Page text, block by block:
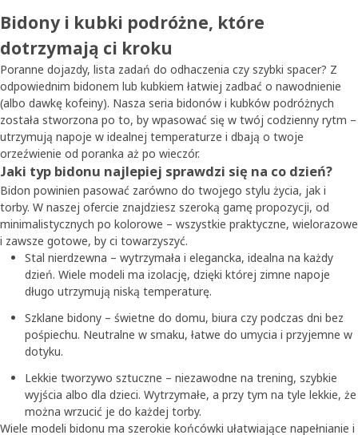
Bidony i kubki podróżne, które
dotrzymają ci kroku
Poranne dojazdy, lista zadań do odhaczenia czy szybki spacer? Z
odpowiednim bidonem lub kubkiem łatwiej zadbać o nawodnienie
(albo dawkę kofeiny). Nasza seria bidonów i kubków podróżnych
została stworzona po to, by wpasować się w twój codzienny rytm –
utrzymują napoje w idealnej temperaturze i dbają o twoje
orzeźwienie od poranka aż po wieczór.
Jaki typ bidonu najlepiej sprawdzi się na co dzień?
Bidon powinien pasować zarówno do twojego stylu życia, jak i
torby. W naszej ofercie znajdziesz szeroką gamę propozycji, od
minimalistycznych po kolorowe – wszystkie praktyczne, wielorazowe
i zawsze gotowe, by ci towarzyszyć.
Stal nierdzewna – wytrzymała i elegancka, idealna na każdy
dzień. Wiele modeli ma izolację, dzięki której zimne napoje
długo utrzymują niską temperaturę.
Szklane bidony – świetne do domu, biura czy podczas dni bez
pośpiechu. Neutralne w smaku, łatwe do umycia i przyjemne w
dotyku.
Lekkie tworzywo sztuczne – niezawodne na trening, szybkie
wyjścia albo dla dzieci. Wytrzymałe, a przy tym na tyle lekkie, że
można wrzucić je do każdej torby.
Wiele modeli bidonu ma szerokie końcówki ułatwiające napełnianie i